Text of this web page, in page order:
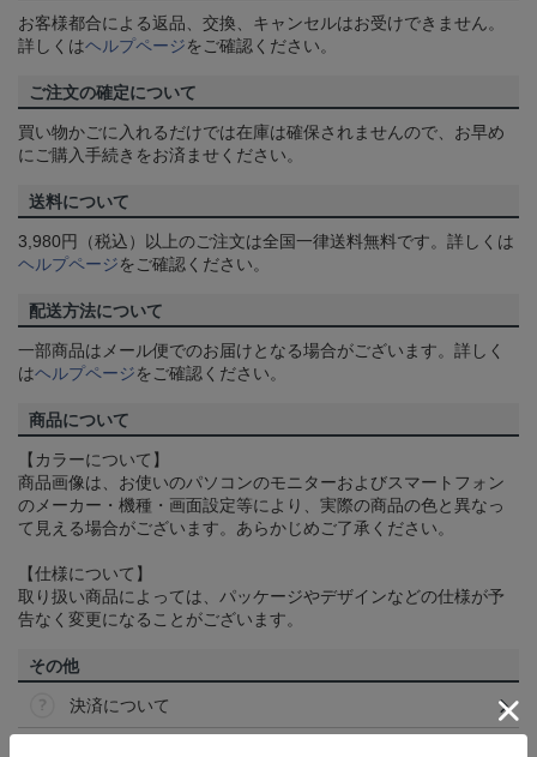
お客様都合による返品、交換、キャンセルはお受けできません。
詳しくはヘルプページをご確認ください。
ご注文の確定について
買い物かごに入れるだけでは在庫は確保されませんので、お早め
にご購入手続きをお済ませください。
送料について
3,980円（税込）以上のご注文は全国一律送料無料です。詳しくは
ヘルプページをご確認ください。
配送方法について
一部商品はメール便でのお届けとなる場合がございます。詳しく
はヘルプページをご確認ください。
商品について
【カラーについて】
商品画像は、お使いのパソコンのモニターおよびスマートフォン
のメーカー・機種・画面設定等により、実際の商品の色と異なっ
て見える場合がございます。あらかじめご了承ください。
【仕様について】
取り扱い商品によっては、パッケージやデザインなどの仕様が予
告なく変更になることがございます。
その他
決済について